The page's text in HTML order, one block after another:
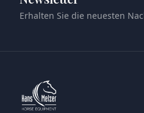
Erhalten Sie die neuesten